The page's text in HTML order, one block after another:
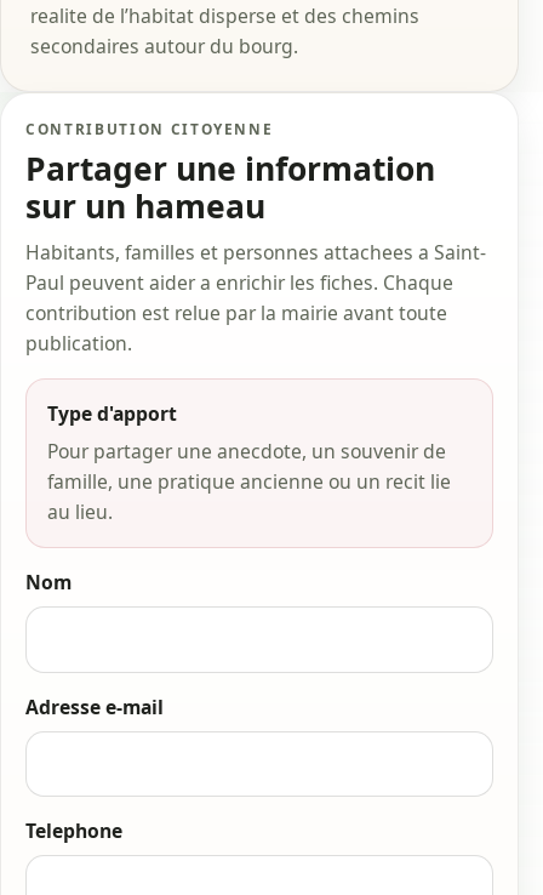
realite de l’habitat disperse et des chemins
secondaires autour du bourg.
CONTRIBUTION CITOYENNE
Partager une information
sur un hameau
Habitants, familles et personnes attachees a Saint-
Paul peuvent aider a enrichir les fiches. Chaque
contribution est relue par la mairie avant toute
publication.
Type d'apport
Pour partager une anecdote, un souvenir de
famille, une pratique ancienne ou un recit lie
au lieu.
Nom
Adresse e-mail
Telephone